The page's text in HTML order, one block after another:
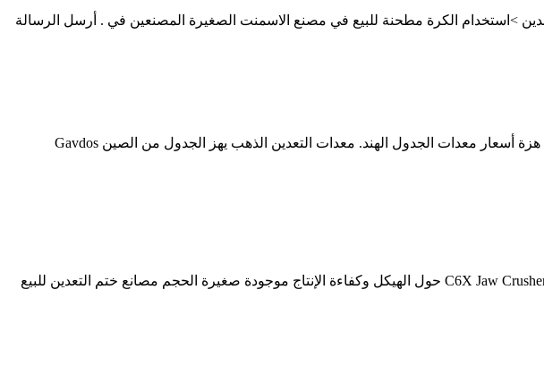
>استخدام الكرة مطحنة للبيع في مصنع الاسمنت الصغيرة المصنعين في . أرسل الرسالة
مطحنة لخام الحديد تنافسية ... معدات معالجة المعادن الصغيرة آلة الهند الهند ماليزيا كاي ... خردة الذهب الانتعاش. هزة أسعار معدات الجدول الهند. معدات التعدين الذهب يهز الجدول من الصين Gavdos
مطحنة صغيرة من الذهب الخام. أحجار طحن الذهب طوابع لتصنيع الذهب للبيع . C6X Jaw Crusher . جميع فهارس C6X Jaw Crusher حول الهيكل وكفاءة الإنتاج موجودة صغيرة الحجم مصانع ختم التعدين للبيع